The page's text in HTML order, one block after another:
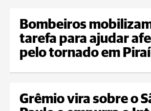
Bombeiros
tarefa para ajudar
pelo tornado em Piraí
Grêmio vira sobre o